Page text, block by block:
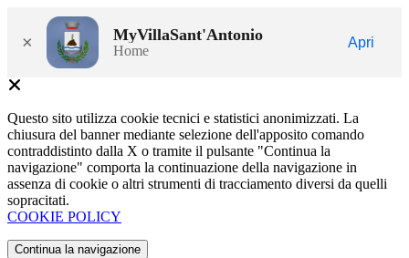
× MyVillaSant'Antonio
Home
Apri
Questo sito utilizza cookie tecnici e statistici anonimizzati. La
chiusura del banner mediante selezione dell'apposito comando
contraddistinto dalla X o tramite il pulsante "Continua la
navigazione" comporta la continuazione della navigazione in
assenza di cookie o altri strumenti di tracciamento diversi da quelli
sopracitati.
COOKIE POLICY
Continua la navigazione